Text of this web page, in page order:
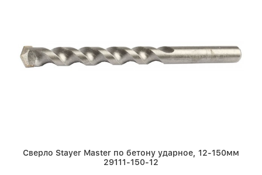
Сверло Stayer Master по бетону ударное, 12-150мм
29111-150-12